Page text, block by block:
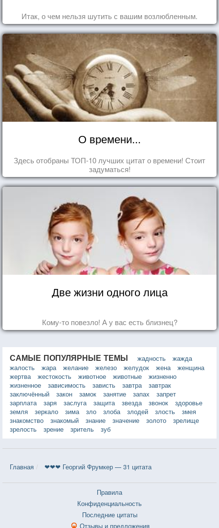
Итак, о чем нельзя шутить с вашим возлюбленным.
О времени...
Здесь отобраны ТОП-10 лучших цитат о времени! Стоит
задуматься!
Две жизни одного лица
Кому-то повезло! А у вас есть близнец?
САМЫЕ ПОПУЛЯРНЫЕ ТЕМЫ жадность
жажда
жалость
жара желание железо желудок жена
женщина
жертва
жестокость животное животные
жизненно
жизненное
зависимость зависть завтра
завтрак
заключённый
закон замок занятие запах
запрет
зарплата
заря заслуга защита звезда звонок
здоровье
земля
зеркало зима зло злоба злодей злость
змея
знакомство
знакомый знание значение золото
зрелище
зрелость
зрение зритель зуб
Главная ❤❤❤ Георгий Фрумкер — 31 цитата
Правила
Конфиденциальность
Последние цитаты
Отзывы и предложения